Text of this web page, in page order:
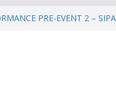
PRE-EVENT 2 –
Tampung 2.692 Siswa,
Cadangan Rp1,2 Triliun
Mulai 2027